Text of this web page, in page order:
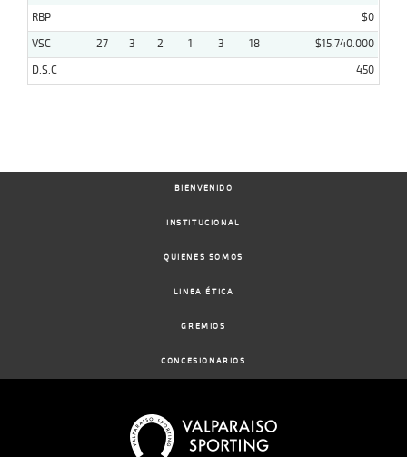
RBP
$0
VSC
27 3 2 1 3 18
$15.740.000
D.S.C
450
BIENVENIDO
INSTITUCIONAL
QUIENES SOMOS
LINEA ÉTICA
GREMIOS
CONCESIONARIOS